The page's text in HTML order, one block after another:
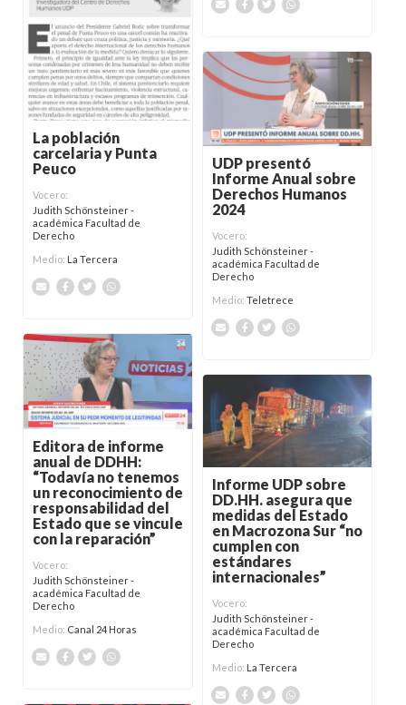
La población
carcelaria y Punta
Peuco
Vocero:
Judith Schönsteiner -
académica Facultad de
Derecho
Medio: La Tercera
UDP presentó
Informe Anual sobre
Derechos Humanos
2024
Vocero:
Judith Schönsteiner -
académica Facultad de
Derecho
Medio:Teletrece
Editora de informe
anual de DDHH:
“Todavía no tenemos
un reconocimiento de
responsabilidad del
Estado que se vincule
con la reparación”
Vocero:
Judith Schönsteiner -
académica Facultad de
Derecho
Medio: Canal 24 Horas
Informe UDP sobre
DD.HH. asegura que
medidas del Estado
en Macrozona Sur “no
cumplen con
estándares
internacionales”
Vocero:
Judith Schönsteiner -
académica Facultad de
Derecho
Medio: La Tercera